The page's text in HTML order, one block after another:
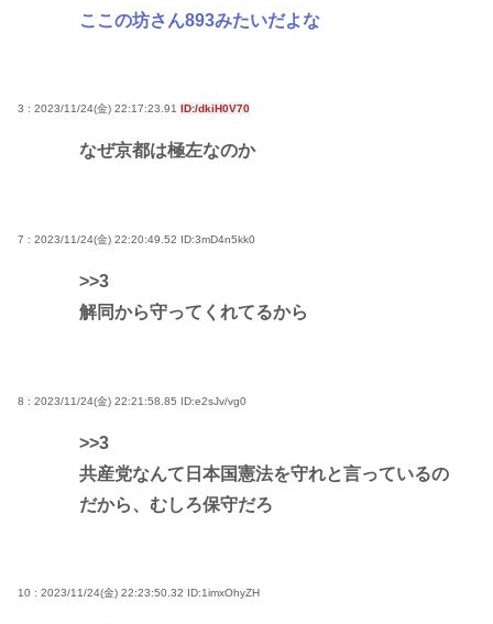
ここの坊さん893みたいだよな
3 : 2023/11/24(金) 22:17:23.91 ID:/dkiH0V70
なぜ京都は極左なのか
7 : 2023/11/24(金) 22:20:49.52 ID:3mD4n5kk0
>>3
解同から守ってくれてるから
8 : 2023/11/24(金) 22:21:58.85 ID:e2sJv/vg0
>>3
共産党なんて日本国憲法を守れと言っているの
だから、むしろ保守だろ
10 : 2023/11/24(金) 22:23:50.32 ID:1imxOhyZH